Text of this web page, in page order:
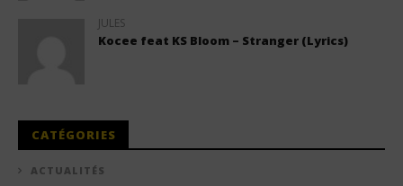
JULES
Kocee feat KS Bloom – Stranger (Lyrics)
CATÉGORIES
ACTUALITÉS